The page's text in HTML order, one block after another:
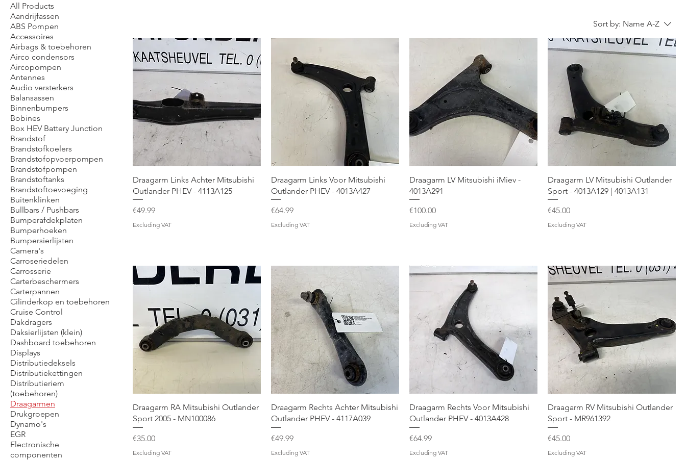
All Products
Aandrijfassen
ABS Pompen
Accessoires
Airbags & toebehoren
Airco condensors
Aircopompen
Antennes
Audio versterkers
Balansassen
Binnenbumpers
Bobines
Box HEV Battery Junction
Brandstof
Brandstofkoelers
Brandstofopvoerpompen
Brandstofpompen
Brandstoftanks
Brandstoftoevoeging
Buitenklinken
Bullbars / Pushbars
Bumperafdekplaten
Bumperhoeken
Bumpersierlijsten
Camera's
Carroseriedelen
Carrosserie
Carterbeschermers
Carterpannen
Cilinderkop en toebehoren
Cruise Control
Dakdragers
Daksierlijsten (klein)
Dashboard toebehoren
Displays
Distributiedeksels
Distributiekettingen
Distributieriem
(toebehoren)
Draagarmen
Drukgroepen
Dynamo's
EGR
Electronische
componenten
Sort by: Name A-Z
Draagarm Links Achter Mitsubishi
Outlander PHEV - 4113A125
Price
€49.99
Excluding VAT
Draagarm Links Voor Mitsubishi
Outlander PHEV - 4013A427
Price
€64.99
Excluding VAT
Draagarm LV Mitsubishi iMiev -
4013A291
Price
€100.00
Excluding VAT
Draagarm LV Mitsubishi Outlander
Sport - 4013A129 | 4013A131
Price
€45.00
Excluding VAT
Draagarm RA Mitsubishi Outlander
Sport 2005 - MN100086
Price
€35.00
Excluding VAT
Draagarm Rechts Achter Mitsubishi
Outlander PHEV - 4117A039
Price
€49.99
Excluding VAT
Draagarm Rechts Voor Mitsubishi
Outlander PHEV - 4013A428
Price
€64.99
Excluding VAT
Draagarm RV Mitsubishi Outlander
Sport - MR961392
Price
€45.00
Excluding VAT